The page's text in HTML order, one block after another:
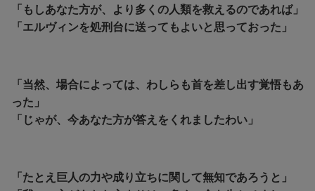
「もしあなた方が、より多くの人類を救えるのであれば」
「エルヴィンを処刑台に送ってもよいと思っておった」
「当然、場合によっては、わしらも首を差し出す覚悟もあ
った」
「じゃが、今あなた方が答えをくれましたわい」
「たとえ巨人の力や成り立ちに関して無知であろうと」